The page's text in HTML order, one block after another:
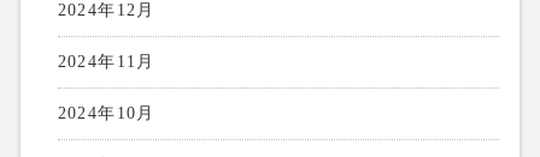
2024年12月
2024年11月
2024年10月